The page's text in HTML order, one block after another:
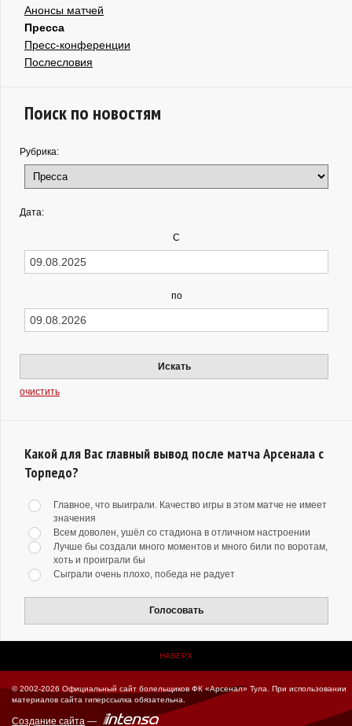
Анонсы матчей
Пресса
Пресс-конференции
Послесловия
Поиск по новостям
Рубрика:
Дата:
С
по
Искать
очистить
Какой для Вас главный вывод после матча Арсенала с
Торпедо?
Главное, что выиграли. Качество игры в этом матче не имеет
значения
Всем доволен, ушёл со стадиона в отличном настроении
Лучше бы создали много моментов и много били по воротам,
хоть и проиграли бы
Сыграли очень плохо, победа не радует
Голосовать
НАВЕРХ
© 2002-2026 Официальный сайт болельщиков ФК «Арсенал» Тула.
При использовании
материалов сайта гиперссылка обязательна.
Создание сайта —